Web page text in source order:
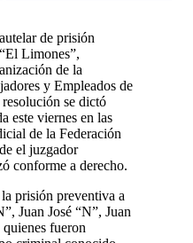
de prisión
Limones”,
de la
y Empleados de
se dictó
este viernes en las
de la Federación
el juzgador
conforme a derecho.
prisión preventiva a
Juan José “N”, Juan
fueron